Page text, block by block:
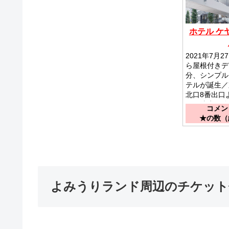
ホテル ケ
2021年7月
ら屋根付き
分、シンプ
テルが誕生
北口8番出口
キで徒歩１分
コメ
★の数（
よみうりランド周辺のチケッ